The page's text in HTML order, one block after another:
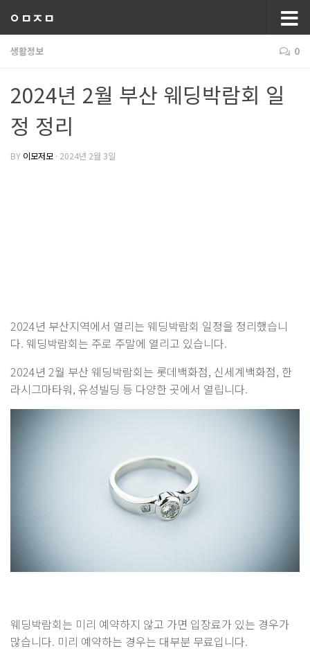
ㅇㅁㅈㅁ
생활정보 0
2024년 2월 부산 웨딩박람회 일
정 정리
BY 이모저모 · 2024년 2월 3일
2024년 부산지역에서 열리는 웨딩박람회 일정을 정리했습니
다. 웨딩박람회는 주로 주말에 열리고 있습니다.
2024년 2월 부산 웨딩박람회는 롯데백화점, 신세계백화점, 한
라시그마타워, 유성빌딩 등 다양한 곳에서 열립니다.
웨딩박람회는 미리 예약하지 않고 가면 입장료가 있는 경우가
많습니다. 미리 예약하는 경우는 대부분 무료입니다.